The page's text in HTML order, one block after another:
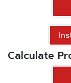
Calculate